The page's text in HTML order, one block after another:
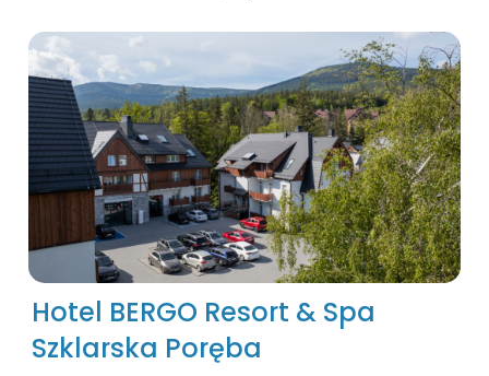
Hotel BERGO Resort & Spa
Szklarska Poręba